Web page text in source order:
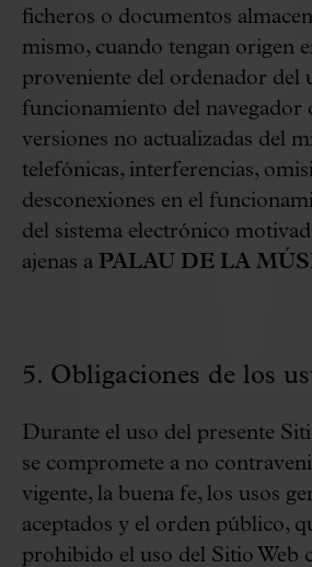
ficheros o documentos
mismo, cuando tengan origen
proveniente del ordenador del
funcionamiento del navegador
versiones no actualizadas del
telefónicas, interferencias,
desconexiones en el
del sistema electrónico
ajenas a PALAU DE LA
5. Obligaciones de los
Durante el uso del presente
se compromete a no
vigente, la buena fe, los usos
aceptados y el orden público,
prohibido el uso del Sitio Web